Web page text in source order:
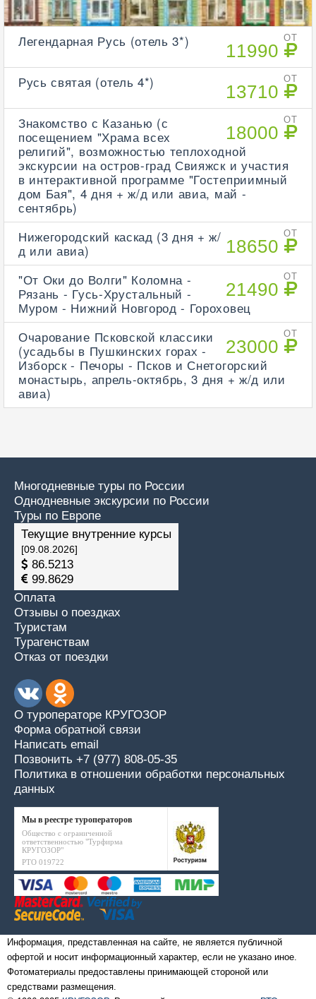
ОТ
11990
Легендарная Русь (отель 3*)
ОТ
13710
Русь святая (отель 4*)
ОТ
18000
Знакомство с Казанью (с
посещением "Храма всех
религий", возможностью теплоходной
экскурсии на остров-град Свияжск и участия
в интерактивной программе "Гостеприимный
дом Бая", 4 дня + ж/д или авиа, май -
сентябрь)
ОТ
18650
Нижегородский каскад (3 дня + ж/
д или авиа)
ОТ
21490
"От Оки до Волги" Коломна -
Рязань - Гусь-Хрустальный -
Муром - Нижний Новгород - Гороховец
ОТ
23000
Очарование Псковской классики
(усадьбы в Пушкинских горах -
Изборск - Печоры - Псков и Снетогорский
монастырь, апрель-октябрь, 3 дня + ж/д или
авиа)
Многодневные туры по России
Однодневные экскурсии по России
Туры по Европе
Текущие внутренние курсы
[09.08.2026]
86.5213
99.8629
Оплата
Отзывы о поездках
Туристам
Турагенствам
Отказ от поездки
О туроператоре КРУГОЗОР
Форма обратной связи
Написать email
Позвонить +7 (977) 808-05-35
Политика в отношении обработки персональных
данных
Мы в реестре туроператоров
Общество с ограниченной
ответственностью "Турфирма
КРУГОЗОР"
РТО 019722
Информация, представленная на сайте, не является публичной
офертой и носит информационный характер, если не указано иное.
Фотоматериалы предоставлены принимающей стороной или
средствами размещения.